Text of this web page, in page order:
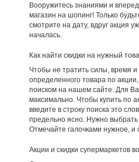
Вооружитесь знаниями и
магазин на шопинг! Только
смотрите на дату, вдруг акция
началась.
Как найти скидки на нужный
Чтобы не тратить силы, время и
определенного товара по
поиском на нашем сайте. Для
максимально. Чтобы купить по
введите в строку поиска это
предельно ясно. Нужно выбрать
Отмечайте галочками нужное, и
Акции и скидки супермаркетов